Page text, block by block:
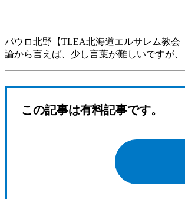
パウロ北野【TLEA北海道エルサレム教
論から言えば、少し言葉が難しいですが
この記事は有料記事です。